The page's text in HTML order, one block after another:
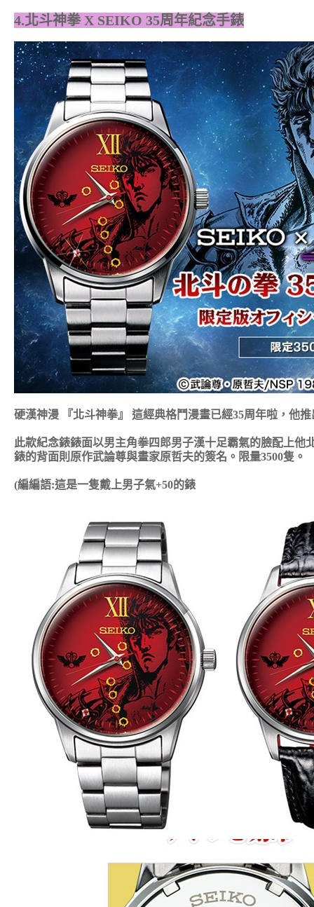
4.北斗神拳 X SEIKO 35周年紀念手錶
硬漢神漫 『北斗神拳』 這經典格鬥漫畫已經35周年啦，他
此款紀念錶錶面以男主角拳四郎男子漢十足霸氣的臉配上他
錶的背面則原作武論尊與畫家原哲夫的簽名。限量3500隻。
(編編語:這是一隻戴上男子氣+50的錶